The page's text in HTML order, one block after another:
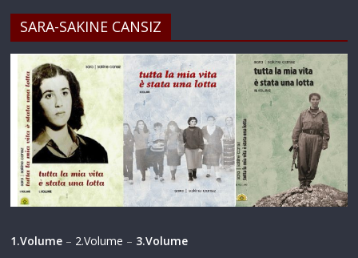
SARA-SAKINE CANSIZ
1.Volume – 2.Volume – 3.Volume